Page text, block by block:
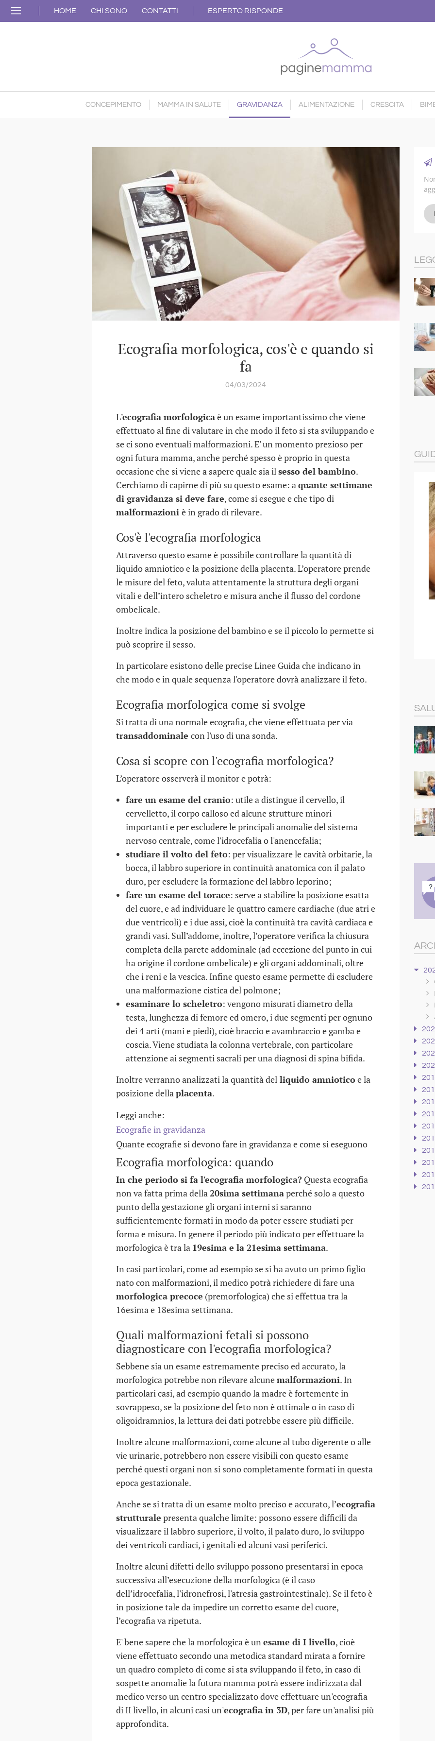
HOME CHI SONO CONTATTI ESPERTO RISPONDE
CONCEPIMENTO MAMMA IN SALUTE GRAVIDANZA ALIMENTAZIONE CRESCITA
Ecografia morfologica, cos'è e quando si
fa
04/03/2024
L'ecografia morfologicaè un esame importantissimo che viene
effettuato al fine di valutare in che modo il feto si sta sviluppando e
se ci sono eventuali malformazioni. E' un momento prezioso per
ogni futura mamma, anche perché spesso è proprio in questa
occasione che si viene a sapere quale sia ilsesso del bambino.
Cerchiamo di capirne di più su questo esame: aquante settimane
di gravidanza si deve fare, come si esegue e che tipo di
malformazioni è in grado di rilevare.
Cos'è l'ecografia morfologica
Attraverso questo esame è possibile controllare la quantità di
liquido amniotico e la posizione della placenta. L’operatore prende
le misure del feto, valuta attentamente la struttura degli organi
vitali e dell’intero scheletro e misura anche il flusso del cordone
ombelicale.
Inoltre indica la posizione del bambino e se il piccolo lo permette si
può scoprire il sesso.
In particolare esistono delle precise Linee Guida che indicano in
che modo e in quale sequenza l'operatore dovrà analizzare il feto.
Ecografia morfologica come si svolge
Si tratta di una normale ecografia, che viene effettuata per via
transaddominale con l'uso di una sonda.
Cosa si scopre con l'ecografia morfologica?
L’operatore osserverà il monitor e potrà:
fare un esame del cranio: utile a distingue il cervello, il
cervelletto, il corpo calloso ed alcune strutture minori
importanti e per escludere le principali anomalie del sistema
nervoso centrale, come l'idrocefalia o l'anencefalia;
studiare il volto del feto: per visualizzare le cavità orbitarie, la
bocca, il labbro superiore in continuità anatomica con il palato
duro, per escludere la formazione del labbro leporino;
fare un esame del torace: serve a stabilire la posizione esatta
del cuore, e ad individuare le quattro camere cardiache (due atri e
due ventricoli) e i due assi, cioè la continuità tra cavità cardiaca e
grandi vasi. Sull’addome, inoltre, l’operatore verifica la chiusura
completa della parete addominale (ad eccezione del punto in cui
ha origine il cordone ombelicale) e gli organi addominali, oltre
che i reni e la vescica. Infine questo esame permette di escludere
una malformazione cistica del polmone;
esaminare lo scheletro: vengono misurati diametro della
testa, lunghezza di femore ed omero, i due segmenti per ognuno
dei 4 arti (mani e piedi), cioè braccio e avambraccio e gamba e
coscia. Viene studiata la colonna vertebrale, con particolare
attenzione ai segmenti sacrali per una diagnosi di spina bifida.
Inoltre verranno analizzati la quantità del liquido amnioticoe la
posizione dellaplacenta.
Leggi anche:
Ecografie in gravidanza
Quante ecografie si devono fare in gravidanza e come si eseguono
Ecografia morfologica: quando
In che periodo si fa l'ecografia morfologica? Questa ecografia
non va fatta prima della20sima settimanaperché solo a questo
punto della gestazione gli organi interni si saranno
sufficientemente formati in modo da poter essere studiati per
forma e misura. In genere il periodo più indicato per effettuare la
morfologica è tra la 19esima e la 21esima settimana.
In casi particolari, come ad esempio se si ha avuto un primo figlio
nato con malformazioni, il medico potrà richiedere di fare una
morfologica precoce (premorfologica) che si effettua tra la
16esima e 18esima settimana.
Quali malformazioni fetali si possono
diagnosticare con l'ecografia morfologica?
Sebbene sia un esame estremamente preciso ed accurato, la
morfologica potrebbe non rilevare alcunemalformazioni. In
particolari casi, ad esempio quando la madre è fortemente in
sovrappeso, se la posizione del feto non è ottimale o in caso di
oligoidramnios, la lettura dei dati potrebbe essere più difficile.
Inoltre alcune malformazioni, come alcune al tubo digerente o alle
vie urinarie, potrebbero non essere visibili con questo esame
perché questi organi non si sono completamente formati in questa
epoca gestazionale.
Anche se si tratta di un esame molto preciso e accurato, l’ecografia
strutturale presenta qualche limite: possono essere difficili da
visualizzare il labbro superiore, il volto, il palato duro, lo sviluppo
dei ventricoli cardiaci, i genitali ed alcuni vasi periferici.
Inoltre alcuni difetti dello sviluppo possono presentarsi in epoca
successiva all’esecuzione della morfologica (è il caso
dell’idrocefalia, l'idronefrosi, l'atresia gastrointestinale). Se il feto è
in posizione tale da impedire un corretto esame del cuore,
l’ecografia va ripetuta.
E' bene sapere che la morfologica è unesame di I livello, cioè
viene effettuato secondo una metodica standard mirata a fornire
un quadro completo di come si sta sviluppando il feto, in caso di
sospette anomalie la futura mamma potrà essere indirizzata dal
medico verso un centro specializzato dove effettuare un'ecografia
di II livello, in alcuni casi un'ecografia in 3D, per fare un'analisi più
approfondita.
I LUOGHI SPORCHI PER I
07 GIU 2016